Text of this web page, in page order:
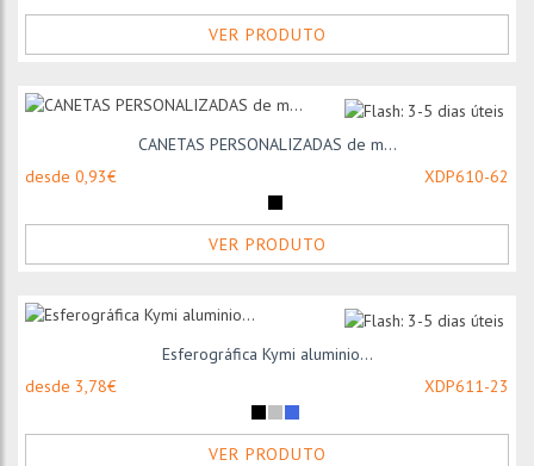
VER PRODUTO
CANETAS PERSONALIZADAS de m...
desde 0,93€
XDP610-62
VER PRODUTO
Esferográfica Kymi aluminio...
desde 3,78€
XDP611-23
VER PRODUTO